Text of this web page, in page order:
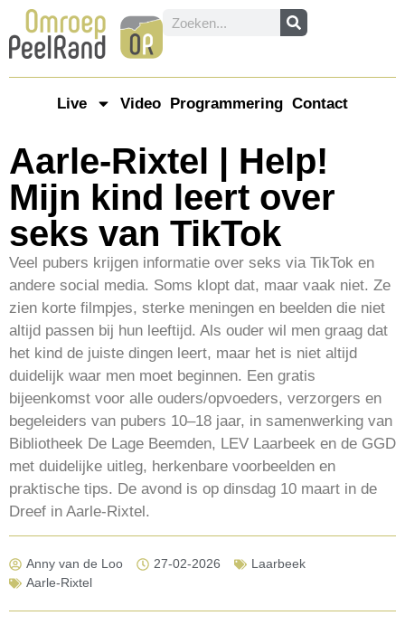
Live Video Programmering Contact
Aarle-Rixtel | Help!
Mijn kind leert over
seks van TikTok
Veel pubers krijgen informatie over seks via TikTok en
andere social media. Soms klopt dat, maar vaak niet. Ze
zien korte filmpjes, sterke meningen en beelden die niet
altijd passen bij hun leeftijd. Als ouder wil men graag dat
het kind de juiste dingen leert, maar het is niet altijd
duidelijk waar men moet beginnen. Een gratis
bijeenkomst voor alle ouders/opvoeders, verzorgers en
begeleiders van pubers 10–18 jaar, in samenwerking van
Bibliotheek De Lage Beemden, LEV Laarbeek en de GGD
met duidelijke uitleg, herkenbare voorbeelden en
praktische tips. De avond is op dinsdag 10 maart in de
Dreef in Aarle-Rixtel.
Anny van de Loo 27-02-2026
Laarbeek
Aarle-Rixtel